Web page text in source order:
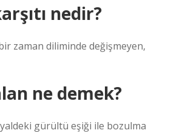
nedir?
zaman diliminde değişmeyen,
ne demek?
gürültü eşiği ile bozulma